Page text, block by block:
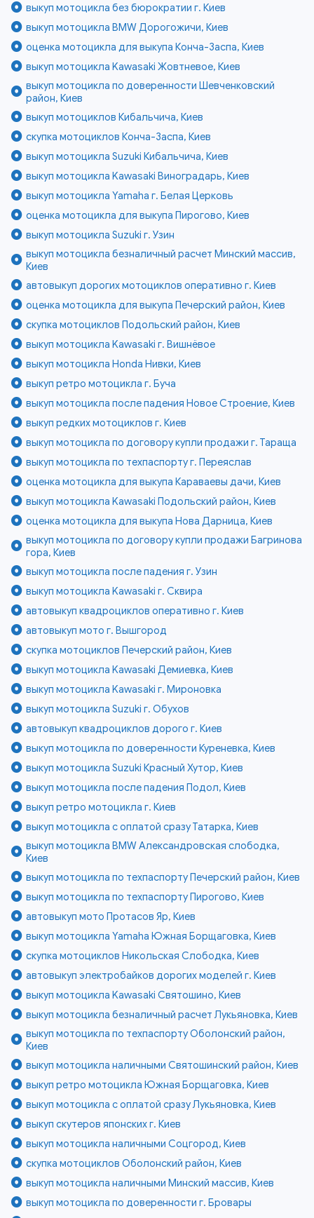
выкуп мотоцикла без бюрократии г. Киев
выкуп мотоцикла BMW Дорогожичи, Киев
оценка мотоцикла для выкупа Конча-Заспа, Киев
выкуп мотоцикла Kawasaki Жовтневое, Киев
выкуп мотоцикла по доверенности Шевченковский
район, Киев
выкуп мотоциклов Кибальчича, Киев
скупка мотоциклов Конча-Заспа, Киев
выкуп мотоцикла Suzuki Кибальчича, Киев
выкуп мотоцикла Kawasaki Виноградарь, Киев
выкуп мотоцикла Yamaha г. Белая Церковь
оценка мотоцикла для выкупа Пирогово, Киев
выкуп мотоцикла Suzuki г. Узин
выкуп мотоцикла безналичный расчет Минский массив,
Киев
автовыкуп дорогих мотоциклов оперативно г. Киев
оценка мотоцикла для выкупа Печерский район, Киев
скупка мотоциклов Подольский район, Киев
выкуп мотоцикла Kawasaki г. Вишнёвое
выкуп мотоцикла Honda Нивки, Киев
выкуп ретро мотоцикла г. Буча
выкуп мотоцикла после падения Новое Строение, Киев
выкуп редких мотоциклов г. Киев
выкуп мотоцикла по договору купли продажи г. Тараща
выкуп мотоцикла по техпаспорту г. Переяслав
оценка мотоцикла для выкупа Караваевы дачи, Киев
выкуп мотоцикла Kawasaki Подольский район, Киев
оценка мотоцикла для выкупа Нова Дарница, Киев
выкуп мотоцикла по договору купли продажи Багринова
гора, Киев
выкуп мотоцикла после падения г. Узин
выкуп мотоцикла Kawasaki г. Сквира
автовыкуп квадроциклов оперативно г. Киев
автовыкуп мото г. Вышгород
скупка мотоциклов Печерский район, Киев
выкуп мотоцикла Kawasaki Демиевка, Киев
выкуп мотоцикла Kawasaki г. Мироновка
выкуп мотоцикла Suzuki г. Обухов
автовыкуп квадроциклов дорого г. Киев
выкуп мотоцикла по доверенности Куреневка, Киев
выкуп мотоцикла Suzuki Красный Хутор, Киев
выкуп мотоцикла после падения Подол, Киев
выкуп ретро мотоцикла г. Киев
выкуп мотоцикла с оплатой сразу Татарка, Киев
выкуп мотоцикла BMW Александровская слободка,
Киев
выкуп мотоцикла по техпаспорту Печерский район, Киев
выкуп мотоцикла по техпаспорту Пирогово, Киев
автовыкуп мото Протасов Яр, Киев
выкуп мотоцикла Yamaha Южная Борщаговка, Киев
скупка мотоциклов Никольская Слободка, Киев
автовыкуп электробайков дорогих моделей г. Киев
выкуп мотоцикла Kawasaki Святошино, Киев
выкуп мотоцикла безналичный расчет Лукьяновка, Киев
выкуп мотоцикла по техпаспорту Оболонский район,
Киев
выкуп мотоцикла наличными Святошинский район, Киев
выкуп ретро мотоцикла Южная Борщаговка, Киев
выкуп мотоцикла с оплатой сразу Лукьяновка, Киев
выкуп скутеров японских г. Киев
выкуп мотоцикла наличными Соцгород, Киев
скупка мотоциклов Оболонский район, Киев
выкуп мотоцикла наличными Минский массив, Киев
выкуп мотоцикла по доверенности г. Бровары